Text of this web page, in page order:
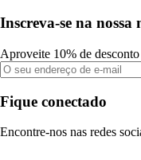
Inscreva-se na nossa
Aproveite 10% de
Fique conectado
Encontre-nos nas redes